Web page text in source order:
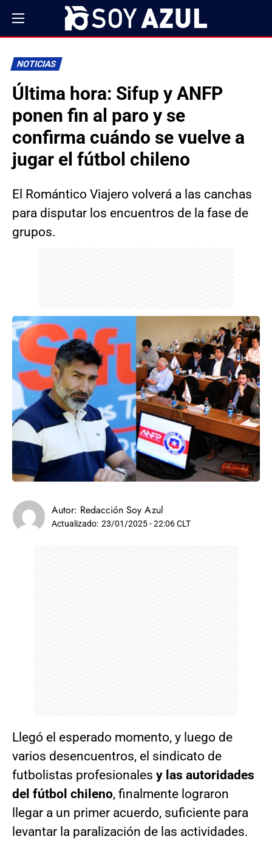
NOTICIAS
Última hora: Sifup y ANFP
ponen fin al paro y se
confirma cuándo se vuelve a
jugar el fútbol chileno
El Romántico Viajero volverá a las canchas
para disputar los encuentros de la fase de
grupos.
Autor: Redacción Soy Azul
Actualizado: 23/01/2025 - 22:06 CLT
Llegó el esperado momento, y luego de
varios desencuentros, el sindicato de
futbolistas profesionales y las autoridades
del fútbol chileno, finalmente lograron
llegar a un primer acuerdo, suficiente para
levantar la paralización de las actividades.